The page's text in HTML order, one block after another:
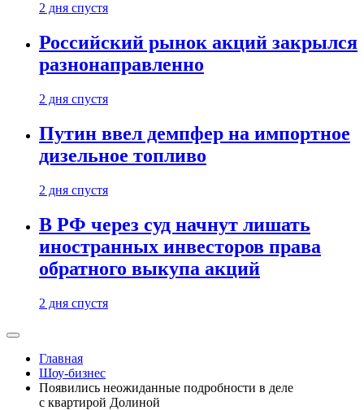
2 дня спустя
Российский рынок акций закрылся
разнонаправленно
2 дня спустя
Путин ввел демпфер на импортное
дизельное топливо
2 дня спустя
В РФ через суд начнут лишать
иностранных инвесторов права
обратного выкупа акций
2 дня спустя
Главная
Шоу-бизнес
Появились неожиданные подробности в деле
с квартирой Долиной